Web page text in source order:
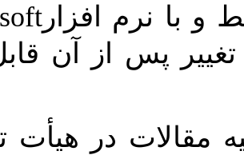
و با نرم افزار
پس از آن
مقالات در هیأت